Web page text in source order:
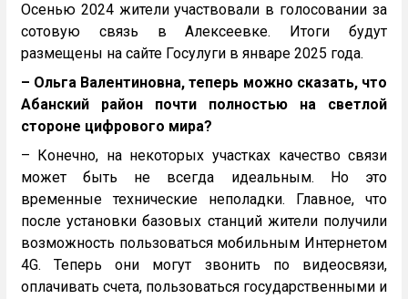
Осенью 2024 жители участвовали в голосовании за
сотовую связь в Алексеевке. Итоги будут
размещены на сайте Госулуги в январе 2025 года.
– Ольга Валентиновна, теперь можно сказать, что
Абанский район почти полностью на светлой
стороне цифрового мира?
– Конечно, на некоторых участках качество связи
может быть не всегда идеальным. Но это
временные технические неполадки. Главное, что
после установки базовых станций жители получили
возможность пользоваться мобильным Интернетом
4G. Теперь они могут звонить по видеосвязи,
оплачивать счета, пользоваться государственными и